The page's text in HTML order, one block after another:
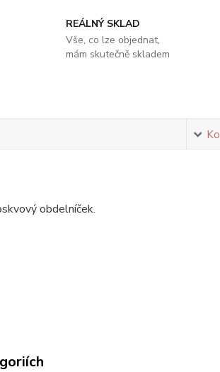
REÁLNÝ SKLAD
Vše, co lze objednat,
mám skutečně skladem
obdelníček.